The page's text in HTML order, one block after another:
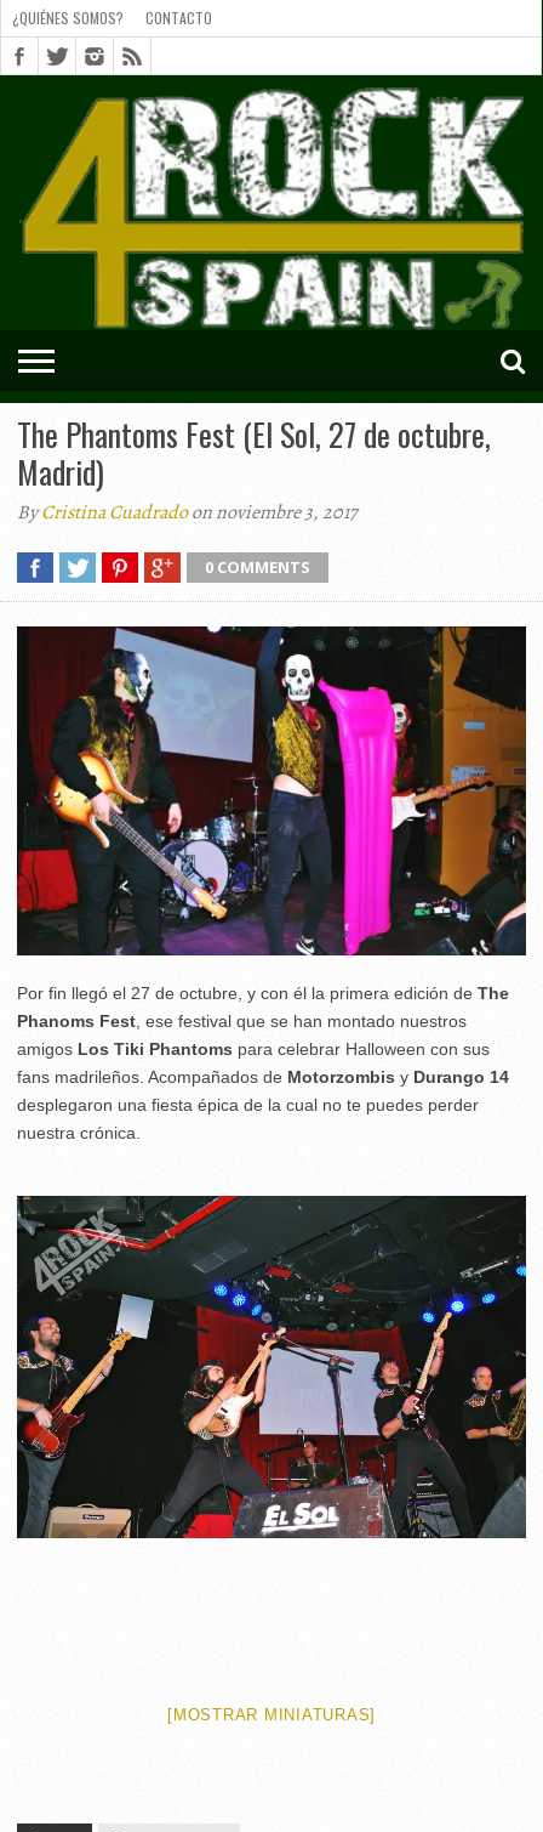
SOMOS?
CONTACTO
SHORTS
¿QUIÉNES SOMOS? CONTACTO
The Phantoms Fest (El Sol, 27 de octubre,
Madrid)
ByCristina Cuadradoon noviembre 3, 2017
0 COMMENTS
Por fin llegó el 27 de octubre, y con él la primera edición de The
Phanoms Fest , ese festival que se han montado nuestros
amigos Los Tiki Phantoms para celebrar Halloween con sus
fans madrileños. Acompañados de Motorzombis y Durango 14
desplegaron una fiesta épica de la cual no te puedes perder
nuestra crónica.
[MOSTRAR MINIATURAS]